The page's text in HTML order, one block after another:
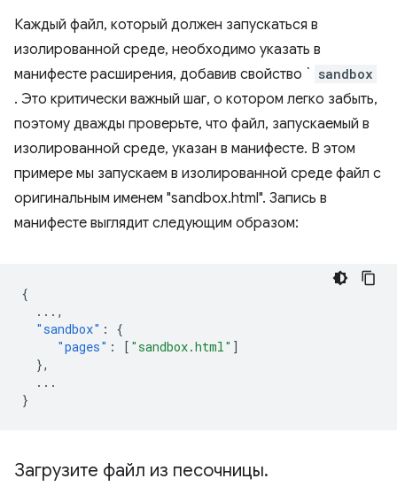
Каждый файл, который должен запускаться в
изолированной среде, необходимо указать в
манифесте расширения, добавив свойство ` sandbox
. Это критически важный шаг, о котором легко забыть,
поэтому дважды проверьте, что файл, запускаемый в
изолированной среде, указан в манифесте. В этом
примере мы запускаем в изолированной среде файл с
оригинальным именем "sandbox.html". Запись в
манифесте выглядит следующим образом:
{
... ,
"sandbox" :
{
"pages" : [ "sandbox.html" ]
},
...
}
Загрузите файл из песочницы.